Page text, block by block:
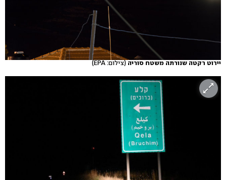
יירוט רקטה שנורתה משטח סוריה (צילום: EPA)